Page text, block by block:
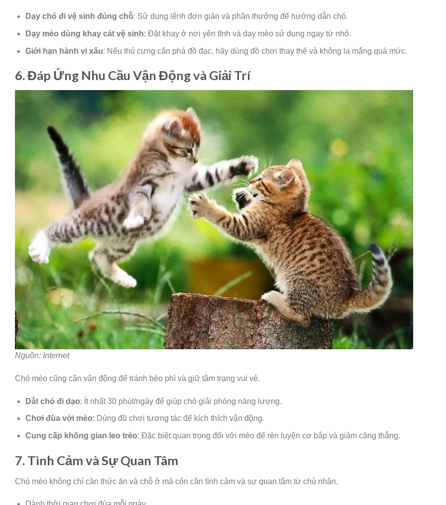
Dạy chó đi vệ sinh đúng chỗ: Sử dụng lệnh đơn giản và phần thưởng để hướng dẫn chó.
Dạy mèo dùng khay cát vệ sinh: Đặt khay ở nơi yên tĩnh và dạy mèo sử dụng ngay từ nhỏ.
Giới hạn hành vi xấu: Nếu thú cưng cắn phá đồ đạc, hãy dùng đồ chơi thay thế và không la mắng quá mức.
6. Đáp Ứng Nhu Cầu Vận Động và Giải Trí
Nguồn: Internet
Chó mèo cũng cần vận động để tránh béo phì và giữ tâm trạng vui vẻ.
Dắt chó đi dạo: Ít nhất 30 phút/ngày để giúp chó giải phóng năng lượng.
Chơi đùa với mèo: Dùng đồ chơi tương tác để kích thích vận động.
Cung cấp không gian leo trèo: Đặc biệt quan trọng đối với mèo để rèn luyện cơ bắp và giảm căng thẳng.
7. Tình Cảm và Sự Quan Tâm
Chó mèo không chỉ cần thức ăn và chỗ ở mà còn cần tình cảm và sự quan tâm từ chủ nhân.